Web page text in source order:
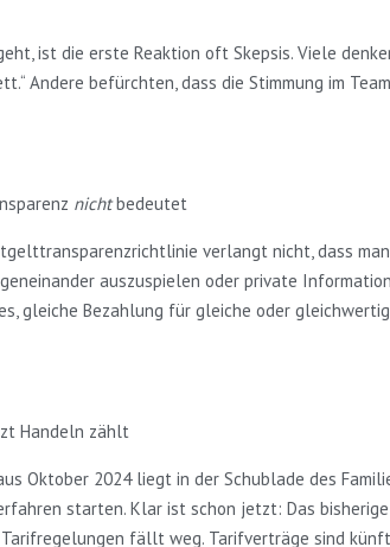
ist die erste Reaktion oft Skepsis. Viele
Andere befürchten, dass die Stimmung im
nichtbedeutet
verlangt nicht, dass
auszuspielen oder private
gleiche Bezahlung für gleiche oder
Handeln zählt
Oktober 2024 liegt in der Schublade des
starten. Klar ist schon jetzt: Das
Tarifregelungen fällt weg. Tarifverträge sind